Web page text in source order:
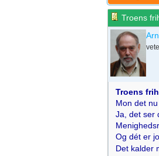
Troens
Troens
Mon det
Ja, det ser
Og dét er
Det kalder